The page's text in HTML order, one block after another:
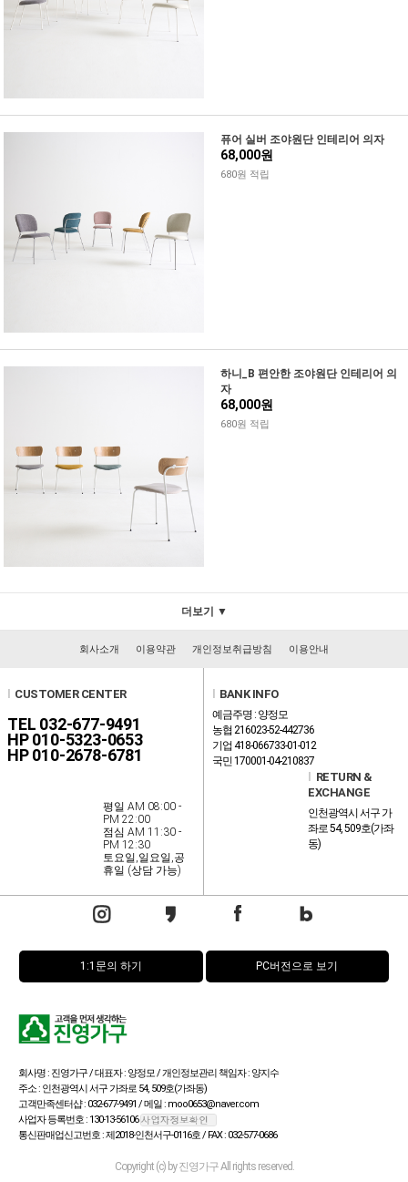
퓨어 실버 조야원단 인테리어 의자
68,000원
680원 적립
하니_B 편안한 조야원단 인테리어 의
자
68,000원
680원 적립
더보기 ▼
회사소개 이용약관 개인정보취급방침 이용안내
CUSTOMER CENTER
TEL 032-677-9491
HP 010-5323-0653
HP 010-2678-6781
평일 AM 08:00 -
PM 22:00
점심 AM 11:30 -
PM 12:30
토요일,일요일,공
휴일 (상담 가능)
BANK INFO
예금주명 : 양정모
농협 216023-52-442736
기업 418-066733-01-012
국민 170001-04-210837
RETURN &
EXCHANGE
인천광역시 서구 가
좌로 54, 509호(가좌
동)
1:1문의 하기 PC버전으로 보기
회사명 : 진영가구 / 대표자 : 양정모 / 개인정보관리 책임자 : 양지수
주소 : 인천광역시 서구 가좌로 54, 509호(가좌동)
고객만족센터샵 : 032-677-9491 / 메일 : moo0653@naver.com
사업자 등록번호 : 130-13-56106
통신판매업신고번호 : 제2018-인천서구-0116호 / FAX : 032-577-0686
Copyright (c) by 진영가구 All rights reserved.